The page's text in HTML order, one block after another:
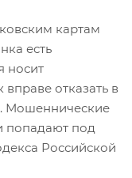
картам
есть
носит
отказать в
Мошеннические
попадают под
Российской